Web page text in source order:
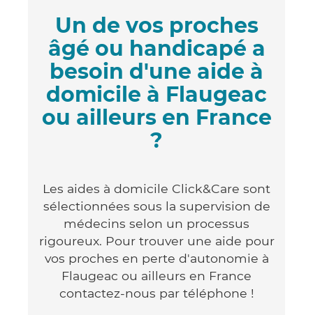
Un de vos proches
âgé ou handicapé a
besoin d'une aide à
domicile à Flaugeac
ou ailleurs en France
?
Les aides à domicile Click&Care sont
sélectionnées sous la supervision de
médecins selon un processus
rigoureux. Pour trouver une aide pour
vos proches en perte d'autonomie à
Flaugeac ou ailleurs en France
contactez-nous par téléphone !